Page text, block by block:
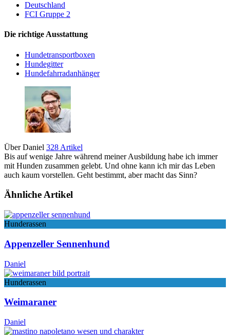
Deutschland
FCI Gruppe 2
Die richtige Ausstattung
Hundetransportboxen
Hundegitter
Hundefahrradanhänger
Über Daniel 328 Artikel
Bis auf wenige Jahre während meiner Ausbildung habe ich immer
mit Hunden zusammen gelebt. Und ohne kann ich mir das Leben
auch kaum vorstellen. Geht bestimmt, aber macht das Sinn?
Ähnliche Artikel
Hunderassen
Appenzeller Sennenhund
Daniel
Hunderassen
Weimaraner
Daniel